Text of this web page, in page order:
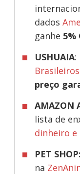
dados
ganhe 5%
USHUAIA:
preço
AMAZON
lista de
dinheiro
PET SHOP:
na